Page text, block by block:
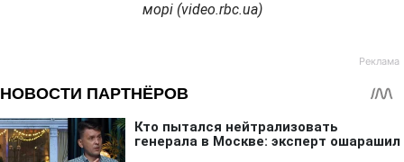
морі (video.rbc.ua)